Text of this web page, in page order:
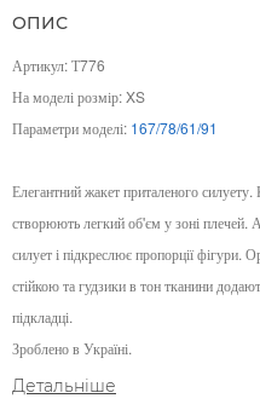
ОПИС
Артикул: Т776
На моделі розмір: XS
Параметри моделі: 167/78/61/91
Елегантний жакет приталеного
створюють легкий об'єм у зоні плечей.
силует і підкреслює пропорції фігури.
стійкою та гудзики в тон тканини
підкладці.
Зроблено в Україні.
Детальніше